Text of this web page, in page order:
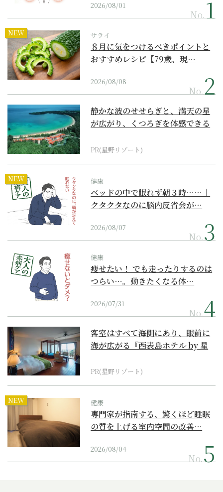
2026/08/01
No.
NEW サライ
８月に気をつけるべきポイントと
おすすめレシピ【79歳、現…
2026/08/08
No.
静かな波のせせらぎと、満天の星
が広がり、くつろぎを体感できる
PR(星野リゾート)
NEW 健康
ベッドの中で眠れず朝３時……｜
クタクタなのに脳内反省会が…
2026/08/07
No.
健康
痩せたい！ でも走ったりするのは
つらい…。動きたくなる体…
2026/07/31
No.
客室はすべて海側にあり、眼前に
海が広がる『西表島ホテル by 星
PR(星野リゾート)
NEW 健康
専門家が指南する、驚くほど睡眠
の質を上げる室内空間の改善…
2026/08/04
No.